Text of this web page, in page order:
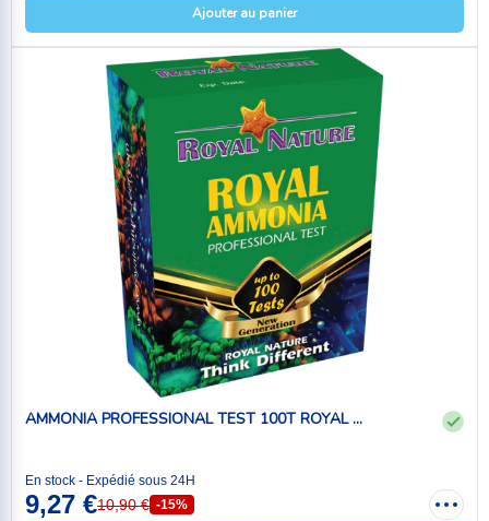
Ajouter au panier
AMMONIA PROFESSIONAL TEST 100T ROYAL ...
En stock - Expédié sous 24H
9,27 €10,90 € -15%